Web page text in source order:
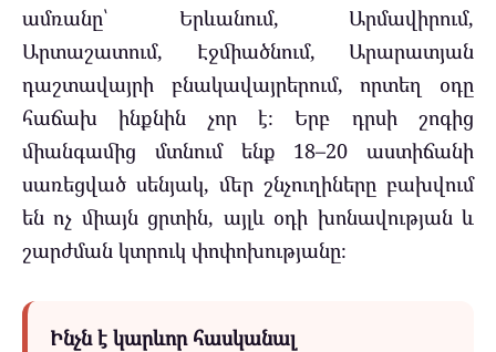
ամռանը՝ Երևանում, Արմավիրում,
Արտաշատում, Էջմիածնում, Արարատյան
դաշտավայրի բնակավայրերում, որտեղ օդը
հաճախ ինքնին չոր է։ Երբ դրսի շոգից
միանգամից մտնում ենք 18–20 աստիճանի
սառեցված սենյակ, մեր շնչուղիները բախվում
են ոչ միայն ցրտին, այլև օդի խոնավության և
շարժման կտրուկ փոփոխությանը։
Ինչն է կարևոր հասկանալ